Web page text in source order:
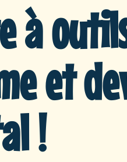
à
et
!